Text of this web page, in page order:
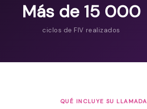
Más de 15 000
ciclos de FIV realizados
QUÉ INCLUYE SU LLAMADA